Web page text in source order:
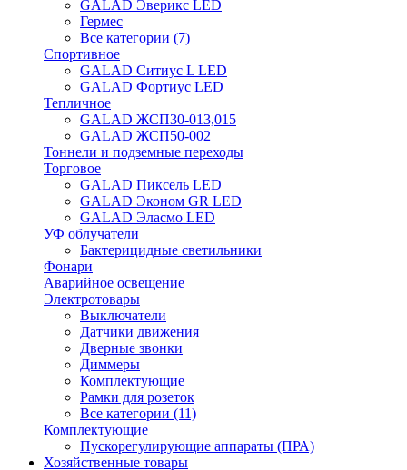
GALAD Эверикс LED
Гермес
Все категории (7)
Спортивное
GALAD Ситиус L LED
GALAD Фортиус LED
Тепличное
GALAD ЖСП30-013,015
GALAD ЖСП50-002
Тоннели и подземные переходы
Торговое
GALAD Пиксель LED
GALAD Эконом GR LED
GALAD Эласмо LED
УФ облучатели
Бактерицидные светильники
Фонари
Аварийное освещение
Электротовары
Выключатели
Датчики движения
Дверные звонки
Диммеры
Комплектующие
Рамки для розеток
Все категории (11)
Комплектующие
Пускорегулирующие аппараты (ПРА)
Хозяйственные товары